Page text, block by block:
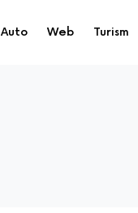
Auto Web Turism